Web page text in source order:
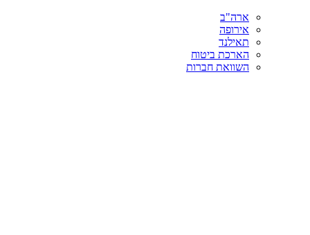
ארה"ב
אירופה
תאילנד
הארכת ביטוח
השוואת חברות